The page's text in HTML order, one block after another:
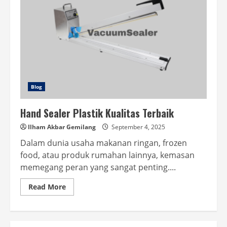
Blog
Hand Sealer Plastik Kualitas Terbaik
Ilham Akbar Gemilang September 4, 2025
Dalam dunia usaha makanan ringan, frozen
food, atau produk rumahan lainnya, kemasan
memegang peran yang sangat penting....
Read MoreRead
more